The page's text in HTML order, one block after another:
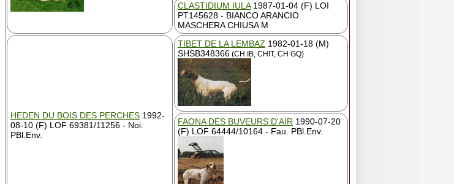
CLASTIDIUM IULA1987-01-04 (F) LOI
PT145628 - BIANCO ARANCIO
MASCHERA CHIUSA M
HEDEN DU BOIS DES PERCHES 1992-
08-10 (F) LOF 69381/11256 - Noi.
PBl.Env.
TIBET DE LA LEMBAZ 1982-01-18 (M)
SHSB348366 (CH IB, CHIT, CH GQ)
FAONA DES BUVEURS D'AIR 1990-07-20
(F) LOF 64444/10164 - Fau. PBl.Env.